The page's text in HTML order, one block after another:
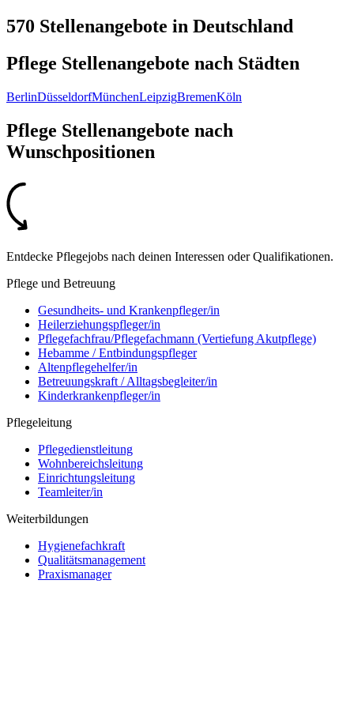
570 Stellenangebote in Deutschland
Pflege Stellenangebote nach Städten
BerlinDüsseldorfMünchenLeipzigBremenKöln
Pflege Stellenangebote nach
Wunschpositionen
Entdecke Pflegejobs nach deinen Interessen oder Qualifikationen.
Pflege und Betreuung
Gesundheits- und Krankenpfleger/in
Heilerziehungspfleger/in
Pflegefachfrau/Pflegefachmann (Vertiefung Akutpflege)
Hebamme / Entbindungspfleger
Altenpflegehelfer/in
Betreuungskraft / Alltagsbegleiter/in
Kinderkrankenpfleger/in
Pflegeleitung
Pflegedienstleitung
Wohnbereichsleitung
Einrichtungsleitung
Teamleiter/in
Weiterbildungen
Hygienefachkraft
Qualitätsmanagement
Praxismanager